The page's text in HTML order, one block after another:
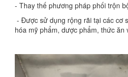
- Thay thế phương pháp phối trộn
- Được sử dụng rộng rãi tại các cơ
hóa mỹ phẩm, dược phẩm, thức ăn